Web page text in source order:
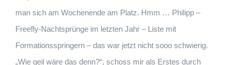
man sich am Wochenende am Platz. Hmm … Philipp –
Freefly-Nachtsprünge im letzten Jahr – Liste mit
Formationsspringern – das war jetzt nicht sooo schwierig.
„Wie geil wäre das denn?“, schoss mir als Erstes durch